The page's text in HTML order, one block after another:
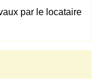
par le locataire